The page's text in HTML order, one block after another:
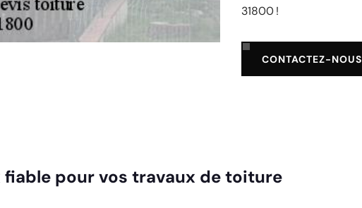
31800 !
CONTACTEZ-NOUS
pour vos travaux de toiture